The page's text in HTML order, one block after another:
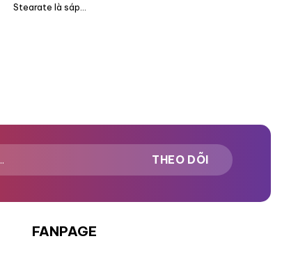
Stearate là sáp...
FANPAGE